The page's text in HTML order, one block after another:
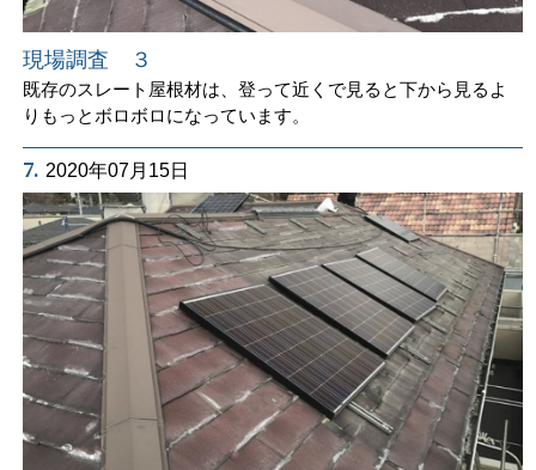
現場調査 ３
既存のスレート屋根材は、登って近くで見ると下から見るよ
りもっとボロボロになっています。
7. 2020年07月15日